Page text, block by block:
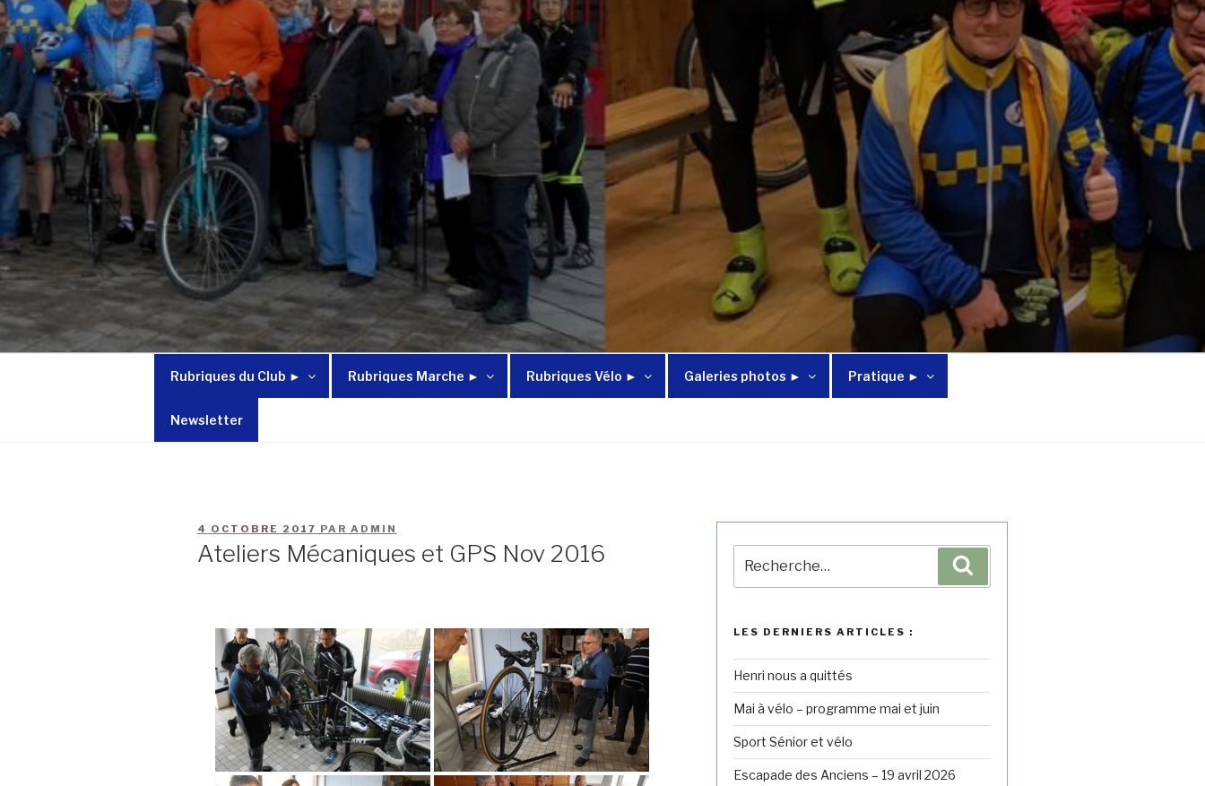
Rubriques du Club ► Rubriques Marche ► Rubriques Vélo ► Galeries photos ► Pratique ►
Newsletter
4 OCTOBRE 2017 PAR ADMIN
Ateliers Mécaniques et GPS Nov 2016
LES DERNIERS ARTICLES :
Henri nous a quittés
Mai à vélo – programme mai et juin
Sport Sénior et vélo
Escapade des Anciens – 19 avril 2026